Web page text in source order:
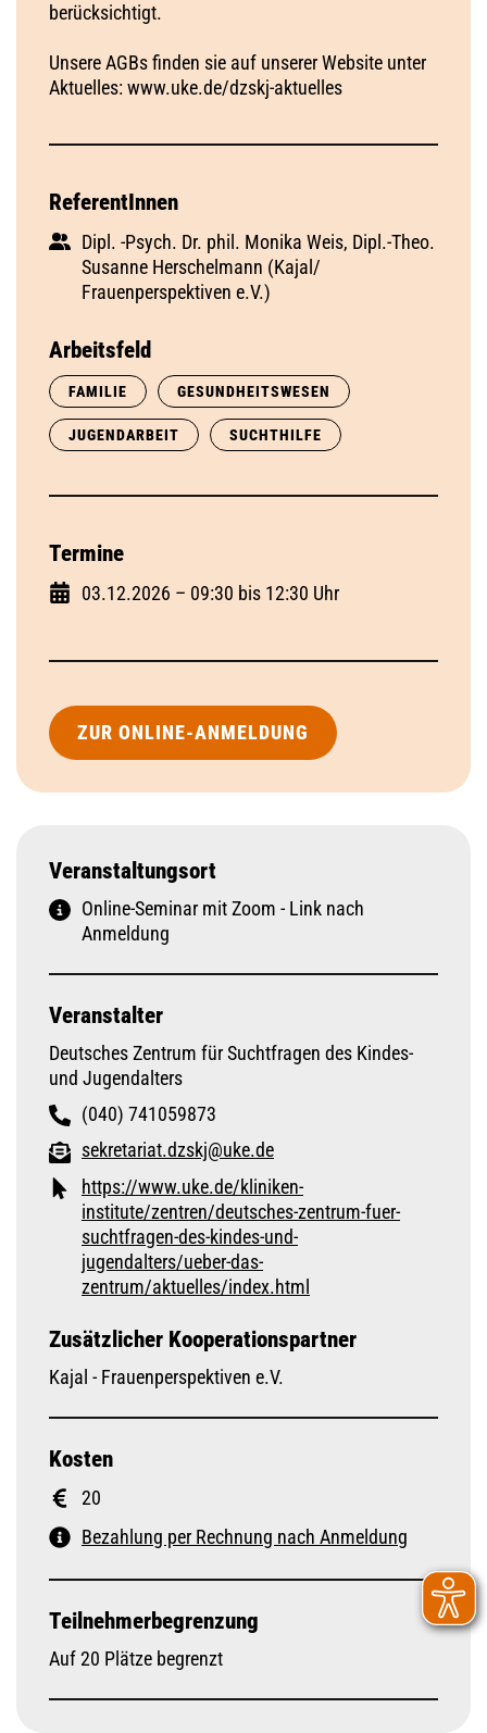
berücksichtigt.
Unsere AGBs finden sie auf unserer Website unter
Aktuelles: www.uke.de/dzskj-aktuelles
ReferentInnen
Dipl. -Psych. Dr. phil. Monika Weis, Dipl.-Theo.
Susanne Herschelmann (Kajal/
Frauenperspektiven e.V.)
Arbeitsfeld
FAMILIE GESUNDHEITSWESEN
JUGENDARBEIT SUCHTHILFE
Termine
03.12.2026 – 09:30 bis 12:30 Uhr
ZUR ONLINE-ANMELDUNG
Veranstaltungsort
Online-Seminar mit Zoom - Link nach
Anmeldung
Veranstalter
Deutsches Zentrum für Suchtfragen des Kindes-
und Jugendalters
(040) 741059873
sekretariat.dzskj@uke.de
https://www.uke.de/kliniken-
institute/zentren/deutsches-zentrum-fuer-
suchtfragen-des-kindes-und-
jugendalters/ueber-das-
zentrum/aktuelles/index.html
Zusätzlicher Kooperationspartner
Kajal - Frauenperspektiven e.V.
Kosten
20
Bezahlung per Rechnung nach Anmeldung
Teilnehmerbegrenzung
Auf 20 Plätze begrenzt